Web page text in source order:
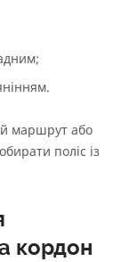
маршрут або
поліс із
кордон